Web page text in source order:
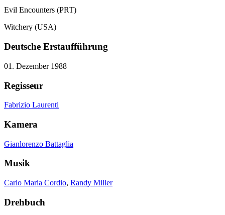
Evil Encounters (PRT)
Witchery (USA)
Deutsche Erstaufführung
01. Dezember 1988
Regisseur
Fabrizio Laurenti
Kamera
Gianlorenzo Battaglia
Musik
Carlo Maria Cordio, Randy Miller
Drehbuch